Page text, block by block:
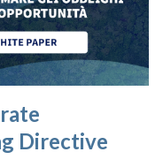
Directive